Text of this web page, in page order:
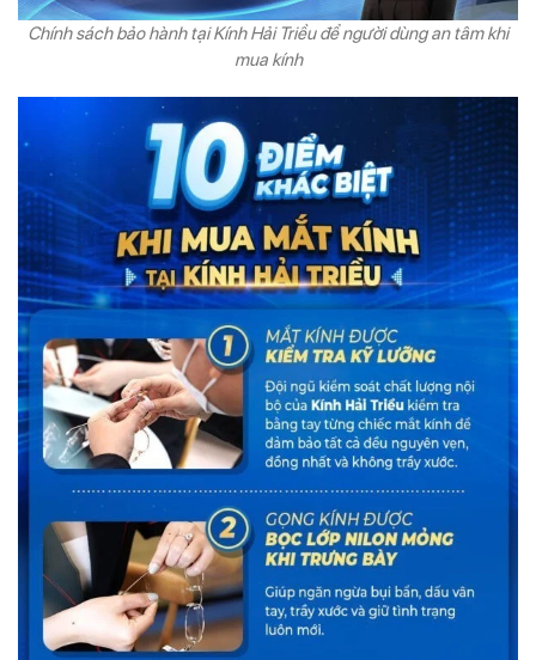
Chính sách bảo hành tại Kính Hải Triều để người dùng an tâm khi
mua kính